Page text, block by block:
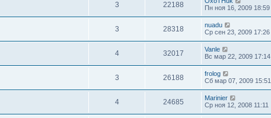
3 22188
Пн ноя 16, 2009 18:59
3 28318
nuadu
Ср сен 23, 2009 17:26
4 32017
Vanle
Вс мар 22, 2009 17:14
3 26188
frolog
Сб мар 07, 2009 15:51
4 24685
Marinier
Ср ноя 12, 2008 11:11